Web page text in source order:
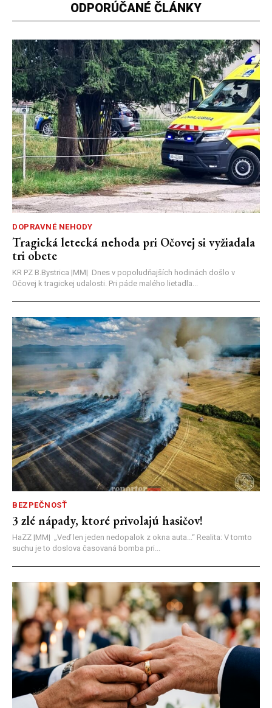
ODPORÚČANÉ ČLÁNKY
DOPRAVNÉ NEHODY
Tragická letecká nehoda pri Očovej si vyžiadala
tri obete
KR PZ B.Bystrica |MM| Dnes v popoludňajších hodinách došlo v
Očovej k tragickej udalosti. Pri páde malého lietadla...
BEZPEČNOSŤ
3 zlé nápady, ktoré privolajú hasičov!
HaZZ |MM| ​„Veď len jeden nedopalok z okna auta...“ ​Realita: V tomto
suchu je to doslova časovaná bomba pri...